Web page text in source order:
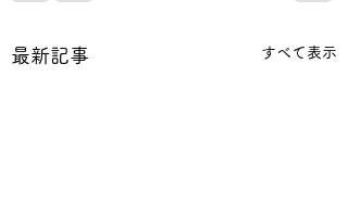
最新記事 すべて表示